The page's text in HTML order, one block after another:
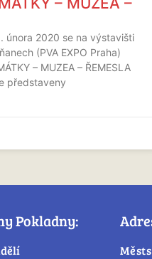
února 2020 se na výstavišti
(PVA EXPO Praha)
– MUZEA – ŘEMESLA
představeny
Pokladny: